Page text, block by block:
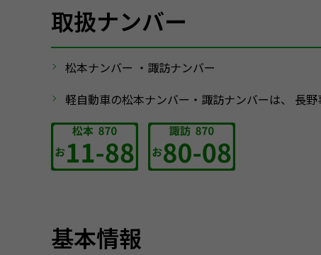
取扱ナンバー
松本ナンバー ・諏訪ナンバー
軽自動車の松本ナンバー・諏訪ナンバーは、 長野
基本情報